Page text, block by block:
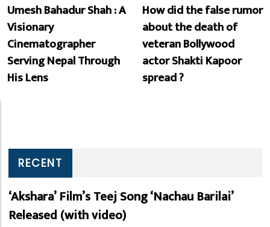
Umesh Bahadur Shah : A
Visionary
Cinematographer
Serving Nepal Through
His Lens
How did the false rumor
about the death of
veteran Bollywood
actor Shakti Kapoor
spread ?
RECENT
‘Akshara’ Film’s Teej Song ‘Nachau Barilai’
Released (with video)